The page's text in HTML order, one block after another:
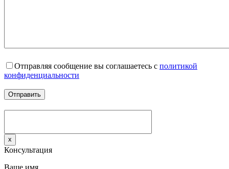
Отправляя сообщение вы соглашаетесь с политикой
конфиденциальности
x
Консультация
Ваше имя